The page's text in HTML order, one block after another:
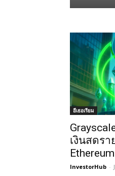
อีเธอเรียม
เงินสดร
InvestorHub -